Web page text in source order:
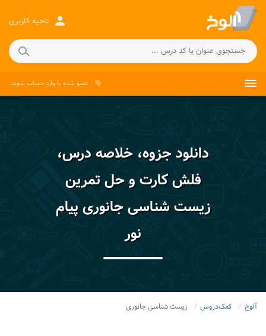
person ناحیه کاربری
local_offer عضو شده یاوارد حساب شوید.
دانلود جزوه، خلاصه درس،
فلش کارت و حل تمرین
زیست شناسی جانوری پیام
نور
آلوخ کمک‌دروس زیست شناسی جانوری